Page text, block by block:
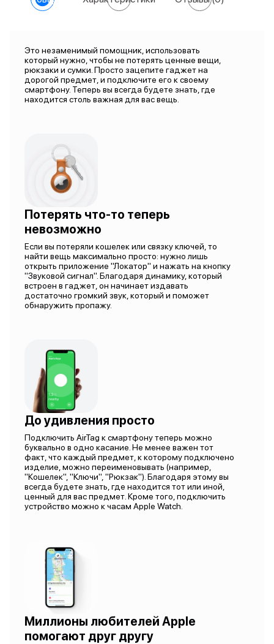
Это незаменимый помощник, использовать
который нужно, чтобы не потерять ценные вещи,
рюкзаки и сумки. Просто зацепите гаджет на
дорогой предмет, и подключите его к своему
смартфону. Теперь вы всегда будете знать, где
находится столь важная для вас вещь.
Потерять что-то теперь
невозможно
Если вы потеряли кошелек или связку ключей, то
найти вещь максимально просто: нужно лишь
открыть приложение "Локатор" и нажать на кнопку
"Звуковой сигнал". Благодаря динамику, который
встроен в гаджет, он начинает издавать
достаточно громкий звук, который и поможет
обнаружить пропажу.
До удивления просто
Подключить AirTag к смартфону теперь можно
буквально в одно касание. Не менее важен тот
факт, что каждый предмет, к которому подключено
изделие, можно переименовывать (например,
"Кошелек", "Ключи", "Рюкзак"). Благодаря этому вы
всегда будете знать, где находится тот или иной,
ценный для вас предмет. Кроме того, подключить
устройство можно к часам Apple Watch.
Миллионы любителей Apple
помогают друг другу